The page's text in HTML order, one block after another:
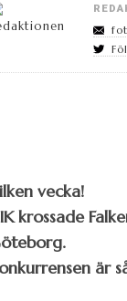
vecka!
krossade
är